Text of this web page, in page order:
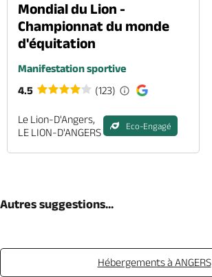
Mondial du Lion -
Championnat du monde
d'équitation
Manifestation sportive
4.5
(123)
Le Lion-D'Angers,
LE LION-D'ANGERS
Eco-Engagé
Autres suggestions...
Hébergements à ANGERS